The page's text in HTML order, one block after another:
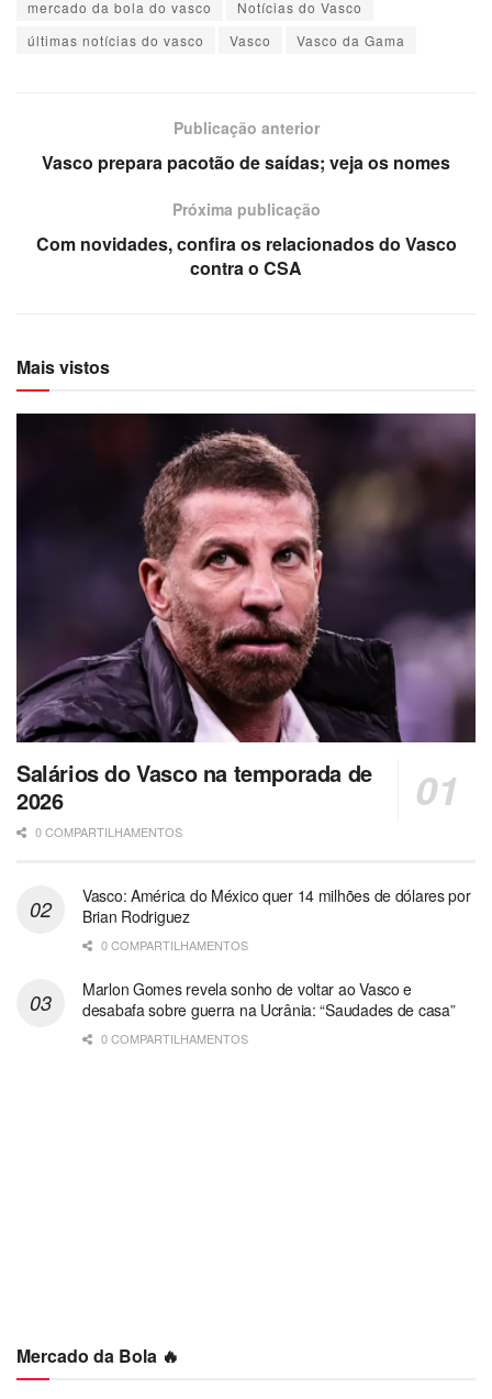
mercado da bola do vasco
Notícias do Vasco
últimas notícias do vasco
Vasco Vasco da Gama
Publicação anterior
Vasco prepara pacotão de saídas; veja os nomes
Próxima publicação
Com novidades, confira os relacionados do Vasco
contra o CSA
Mais vistos
Salários do Vasco na temporada de
2026
0 COMPARTILHAMENTOS
Vasco: América do México quer 14 milhões de dólares por
Brian Rodriguez
0 COMPARTILHAMENTOS
Marlon Gomes revela sonho de voltar ao Vasco e
desabafa sobre guerra na Ucrânia: “Saudades de casa”
0 COMPARTILHAMENTOS
Mercado da Bola 🔥